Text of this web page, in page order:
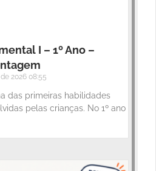
I – 1º Ano –
2026 08:55
das primeiras habilidades
pelas crianças. No 1º ano